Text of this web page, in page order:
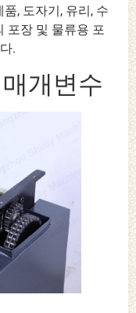
, 도자기, 유리, 수
포장 및 물류용 포
.
개변수